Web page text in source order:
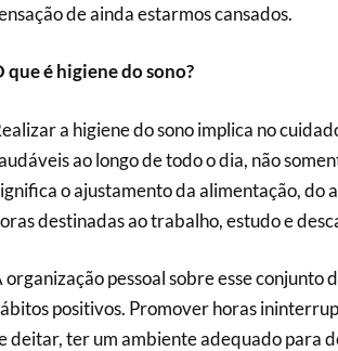
de ainda estarmos cansados.
que é higiene do sono?
a higiene do sono implica no
ao longo de todo o dia, não
o ajustamento da alimentação, do
destinadas ao trabalho, estudo e
organização pessoal sobre esse conjunto
positivos. Promover horas
deitar, ter um ambiente adequado para